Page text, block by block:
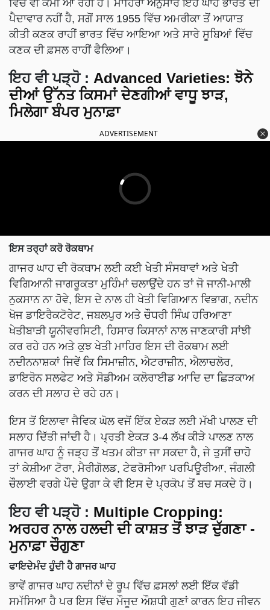
ਵਿੱਚ ਵੀ ਕਮੀ ਆ ਰਹੀ ਹੈ। ਮਾਹਿਰਾਂ ਅਨੁਸਾਰ ਇਹ ਘਾਹ ਭਾਰਤ ਦੀ
ਪੈਦਾਵਾਰ ਨਹੀਂ ਹੈ, ਸਗੋਂ ਸਾਲ 1955 ਵਿੱਚ ਅਮਰੀਕਾ ਤੋਂ ਆਯਾਤ
ਕੀਤੀ ਕਣਕ ਰਾਹੀਂ ਭਾਰਤ ਵਿੱਚ ਆਇਆ ਅਤੇ ਸਾਰੇ ਸੂਬਿਆਂ ਵਿੱਚ
ਕਣਕ ਦੀ ਫ਼ਸਲ ਰਾਹੀਂ ਫੈਲਿਆ।
ਇਹ ਵੀ ਪੜ੍ਹੋ : Advanced Varieties: ਝੋਨੇ
ਦੀਆਂ ਉੱਨਤ ਕਿਸਮਾਂ ਦੇਣਗੀਆਂ ਵਾਧੂ ਝਾੜ,
ਮਿਲੇਗਾ ਬੰਪਰ ਮੁਨਾਫ਼ਾ
ADVERTISEMENT
ਇਸ ਤਰ੍ਹਾਂ ਕਰੋ ਰੋਕਥਾਮ
ਗਾਜਰ ਘਾਹ ਦੀ ਰੋਕਥਾਮ ਲਈ ਕਈ ਖੇਤੀ ਸੰਸਥਾਵਾਂ ਅਤੇ ਖੇਤੀ
ਵਿਗਿਆਨੀ ਜਾਗਰੂਕਤਾ ਮੁਹਿੰਮਾਂ ਚਲਾਉਂਦੇ ਹਨ ਤਾਂ ਜੋ ਜਾਨੀ-ਮਾਲੀ
ਨੁਕਸਾਨ ਨਾ ਹੋਵੇ, ਇਸ ਦੇ ਨਾਲ ਹੀ ਖੇਤੀ ਵਿਗਿਆਨ ਵਿਭਾਗ, ਨਦੀਨ
ਖੋਜ ਡਾਇਰੈਕਟੋਰੇਟ, ਜਬਲਪੁਰ ਅਤੇ ਚੌਧਰੀ ਸਿੰਘ ਹਰਿਆਣਾ
ਖੇਤੀਬਾੜੀ ਯੂਨੀਵਰਸਿਟੀ, ਹਿਸਾਰ ਕਿਸਾਨਾਂ ਨਾਲ ਜਾਣਕਾਰੀ ਸਾਂਝੀ
ਕਰ ਰਹੇ ਹਨ ਅਤੇ ਕੁਝ ਖੇਤੀ ਮਾਹਿਰ ਇਸ ਦੀ ਰੋਕਥਾਮ ਲਈ
ਨਦੀਨਨਾਸ਼ਕਾਂ ਜਿਵੇਂ ਕਿ ਸਿਮਾਜ਼ੀਨ, ਐਟਰਾਜ਼ੀਨ, ਐਲਾਚਲੋਰ,
ਡਾਇਰੋਨ ਸਲਫੇਟ ਅਤੇ ਸੋਡੀਅਮ ਕਲੋਰਾਈਡ ਆਦਿ ਦਾ ਛਿੜਕਾਅ
ਕਰਨ ਦੀ ਸਲਾਹ ਦੇ ਰਹੇ ਹਨ।
ਇਸ ਤੋਂ ਇਲਾਵਾ ਜੈਵਿਕ ਘੋਲ ਵਜੋਂ ਇੱਕ ਏਕੜ ਲਈ ਮੱਖੀ ਪਾਲਣ ਦੀ
ਸਲਾਹ ਦਿੱਤੀ ਜਾਂਦੀ ਹੈ। ਪ੍ਰਤੀ ਏਕੜ 3-4 ਲੱਖ ਕੀੜੇ ਪਾਲਣ ਨਾਲ
ਗਾਜਰ ਘਾਹ ਨੂੰ ਜੜ੍ਹ ਤੋਂ ਖਤਮ ਕੀਤਾ ਜਾ ਸਕਦਾ ਹੈ, ਜੇ ਤੁਸੀਂ ਚਾਹੋ
ਤਾਂ ਕੇਸ਼ੀਆ ਟੋਰਾ, ਮੈਰੀਗੋਲਡ, ਟੇਫਰੋਸੀਆ ਪਰਪਿਊਰੀਆ, ਜੰਗਲੀ
ਚੌਲਾਈ ਵਰਗੇ ਪੌਦੇ ਉਗਾ ਕੇ ਵੀ ਇਸ ਦੇ ਪ੍ਰਕੋਪ ਤੋਂ ਬਚ ਸਕਦੇ ਹੋ।
ਇਹ ਵੀ ਪੜ੍ਹੋ : Multiple Cropping:
ਅਰਹਰ ਨਾਲ ਹਲਦੀ ਦੀ ਕਾਸ਼ਤ ਤੋਂ ਝਾੜ ਦੁੱਗਣਾ -
ਮੁਨਾਫ਼ਾ ਚੌਗੁਣਾ
ਫਾਇਦੇਮੰਦ ਹੁੰਦੀ ਹੈ ਗਾਜਰ ਘਾਹ
ਭਾਵੇਂ ਗਾਜਰ ਘਾਹ ਨਦੀਨਾਂ ਦੇ ਰੂਪ ਵਿੱਚ ਫ਼ਸਲਾਂ ਲਈ ਇੱਕ ਵੱਡੀ
ਸਮੱਸਿਆ ਹੈ ਪਰ ਇਸ ਵਿੱਚ ਮੌਜੂਦ ਔਸ਼ਧੀ ਗੁਣਾਂ ਕਾਰਨ ਇਹ ਜੀਵਨ